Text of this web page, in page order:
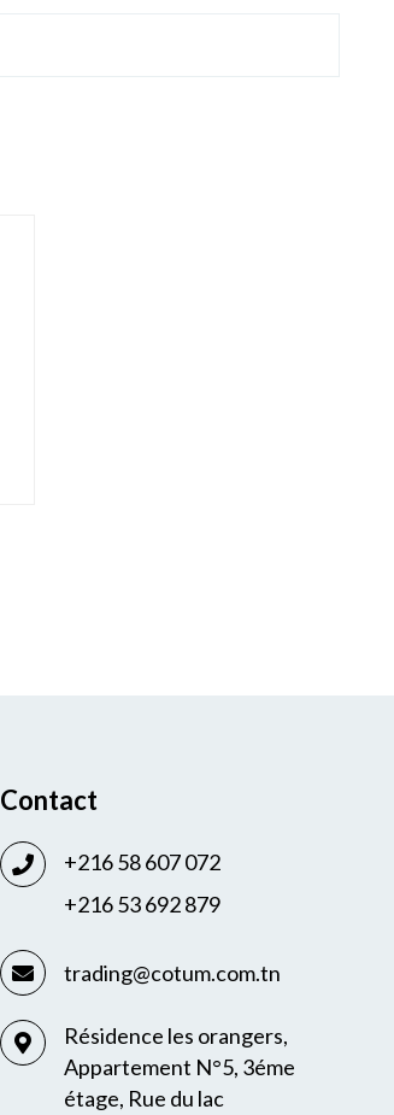
Contact
+216 58 607 072
+216 53 692 879
trading@cotum.com.tn
Résidence les orangers,
Appartement N°5, 3éme
étage, Rue du lac